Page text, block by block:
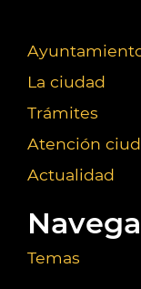
La ciudad
Trámites
Atención
Actualidad
Temas